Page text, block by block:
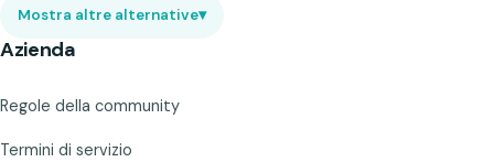
Mostra altre alternative▾
Azienda
Regole della community
Termini di servizio